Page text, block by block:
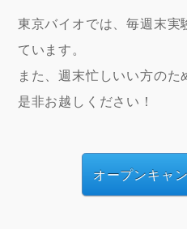
東京バイオでは、毎週末実
ています。
また、週末忙しいい方のた
是非お越しください！
オープンキャ